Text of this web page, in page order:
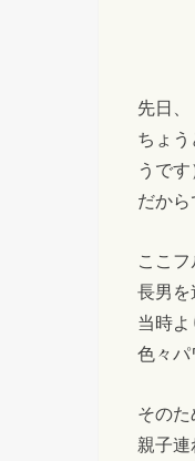
先日
ちょ
うです
だから
ここ
長男を
当時よ
色々パ
そのた
親子